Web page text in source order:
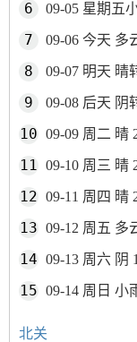
09-05 星期五
09-06 今天 多
09-07 明天 晴
09-08 后天 阴
09-09 周二 晴
09-10 周三 晴
09-11 周四 晴
09-12 周五 多
09-13 周六 阴
09-14 周日 小
北关